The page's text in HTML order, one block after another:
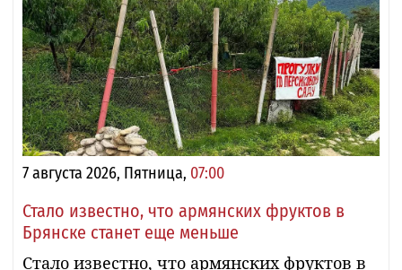
7 августа 2026, Пятница, 07:00
Стало известно, что армянских фруктов в
Брянске станет еще меньше
Стало известно, что армянских фруктов в